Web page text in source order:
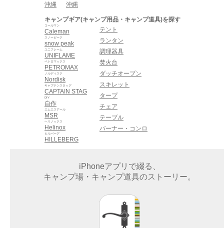
沖縄
沖縄
キャンプギア(キャンプ用品・キャンプ道具)を探す
Caleman
コールマン
snow peak
スノーピーク
UNIFLAME
ユニフレーム
PETROMAX
ペトロマックス
Nordisk
ノルディスク
CAPTAIN STAG
キャプテンスタッグ
自作
DIY
MSR
エムエスアール
Helinox
ヘリノックス
HILLEBERG
ヒルバーグ
テント
ランタン
調理器具
焚火台
ダッチオーブン
スキレット
タープ
チェア
テーブル
バーナー・コンロ
iPhoneアプリで綴る、
キャンプ場・キャンプ道具のストーリー。